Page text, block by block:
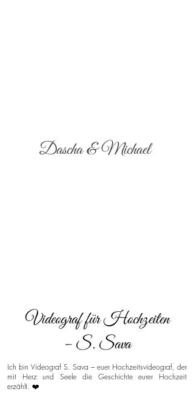
Dascha & Michael
Videograf für Hochzeiten
– S. Sava
Ich bin Videograf S. Sava – euer Hochzeitsvideograf, der
mit Herz und Seele die Geschichte eurer Hochzeit
erzählt. ❤️